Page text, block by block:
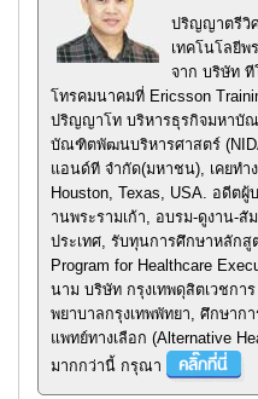
ปริญญาตรีวิ
เทคโนโลยีพ
จาก บริษัท
โทรคมนาคมที่ Ericsson
ปริญญาโท บริหารธุรกิจมหาบั
บัณฑิตพัฒนบริหารศาสตร์
แอนด์ที จำกัด(มหาชน), เคยทำ
Houston, Texas, USA. อดีต
านพระรามเก้า, อบรม-ดูงาน-สั
ประเทศ, รับทุนการศึกษาหลักสู
Program for Healthcare
นาม บริษัท กรุงเทพดุสิตเวชกา
พยาบาลกรุงเทพพัทยา, ศึกษาก
แพทย์ทางเลือก (Alternative
มากกว่านี้ กรุณา